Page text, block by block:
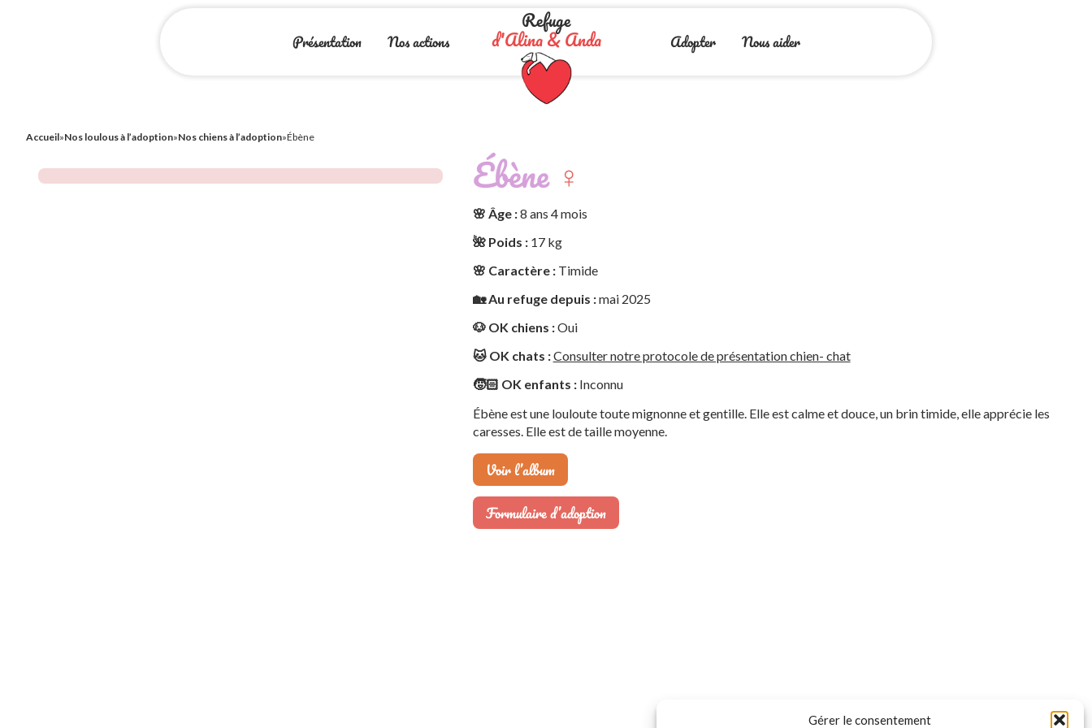
Gérer le consentement
Refuge
d'Alina & Anda
Présentation Nos actions Adopter Nous aider
Accueil»Nos loulous à l’adoption»Nos chiens à l’adoption»Ébène
Ébène ♀️
🌸 Âge :8 ans 4 mois
🌺 Poids :17 kg
🌸 Caractère :Timide
🏡 Au refuge depuis :mai 2025
🐶 OK chiens :Oui
🐱 OK chats :Consulter notre protocole de présentation chien- chat
🧒🏻 OK enfants :Inconnu
Ébène est une louloute toute mignonne et gentille. Elle est calme et douce, un brin timide, elle apprécie les
caresses. Elle est de taille moyenne.
Voir l’album
Formulaire d’adoption